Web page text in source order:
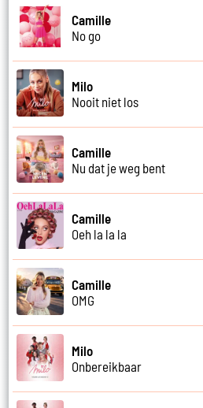
Camille
No go
Milo
Nooit niet los
Camille
Nu dat je weg bent
Camille
Oeh la la la
Camille
OMG
Milo
Onbereikbaar